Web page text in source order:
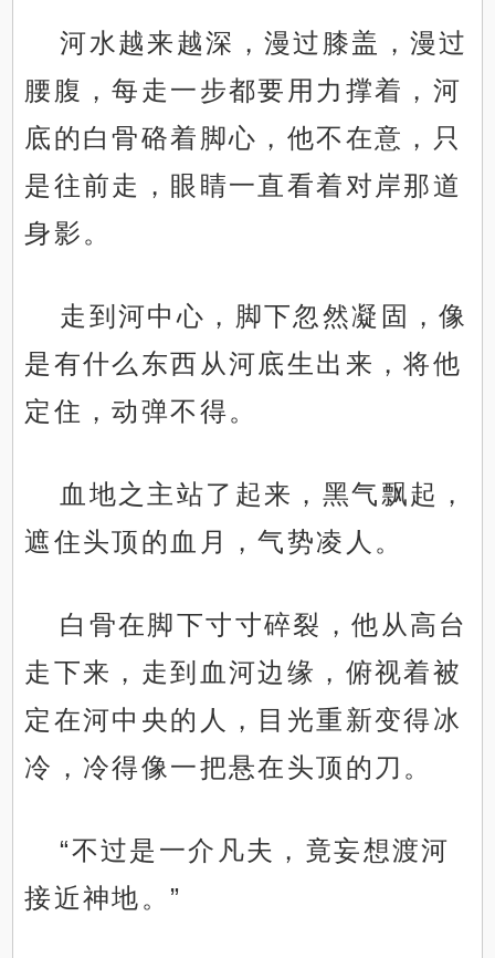
河水越来越深，漫过膝盖，漫过
腰腹，每走一步都要用力撑着，河
底的白骨硌着脚心，他不在意，只
是往前走，眼睛一直看着对岸那道
身影。
走到河中心，脚下忽然凝固，像
是有什么东西从河底生出来，将他
定住，动弹不得。
血地之主站了起来，黑气飘起，
遮住头顶的血月，气势凌人。
白骨在脚下寸寸碎裂，他从高台
走下来，走到血河边缘，俯视着被
定在河中央的人，目光重新变得冰
冷，冷得像一把悬在头顶的刀。
“不过是一介凡夫，竟妄想渡河
接近神地。”